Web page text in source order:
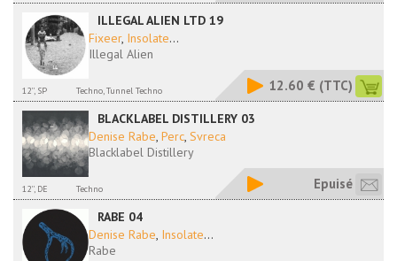
ILLEGAL ALIEN LTD 19
Fixeer, Insolate...
Illegal Alien
12'', SP Techno, Tunnel Techno 12.60 € (TTC)
BLACKLABEL DISTILLERY 03
Denise Rabe, Perc, Svreca
Blacklabel Distillery
12'', DE Techno Epuisé
RABE 04
Denise Rabe, Insolate...
Rabe